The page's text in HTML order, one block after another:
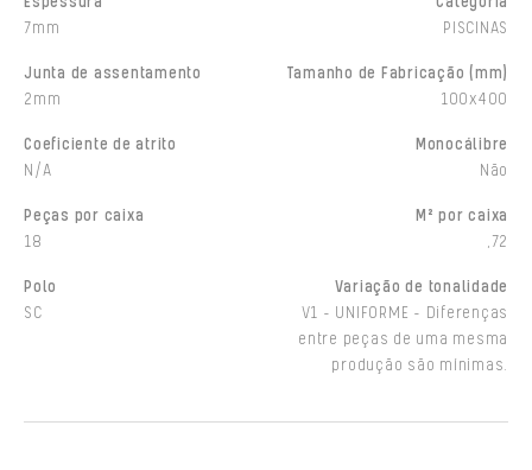
7mm
PISCINAS
Junta de assentamento
2mm
Tamanho de Fabricação (mm)
100x400
Coeficiente de atrito
N/A
Monocálibre
Não
Peças por caixa
18
M² por caixa
,72
Polo
SC
Variação de tonalidade
V1 - UNIFORME - Diferenças
entre peças de uma mesma
produção são mínimas.